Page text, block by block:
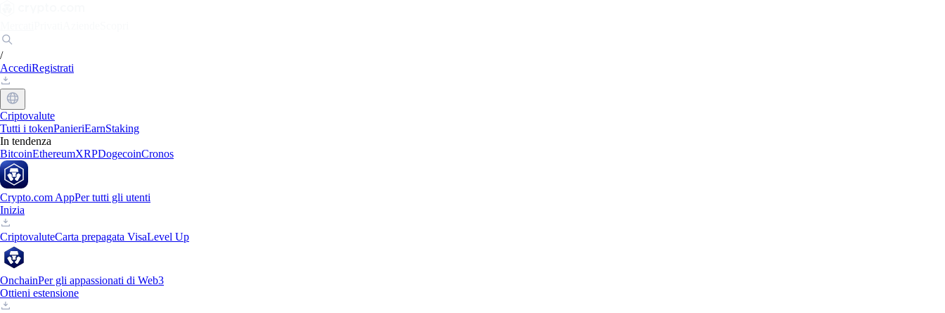
/
AccediRegistrati
Criptovalute
Tutti i tokenPanieriEarnStaking
In tendenza
BitcoinEthereumXRPDogecoinCronos
Crypto.com AppPer tutti gli utenti
Inizia
CriptovaluteCarta prepagata VisaLevel Up
OnchainPer gli appassionati di Web3
Ottieni estensione